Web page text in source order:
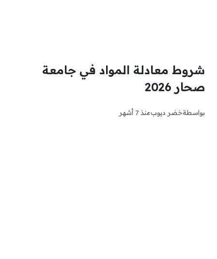
شروط معادلة المواد في جامعة
صحار 2026
بواسطةخضر ديوبمنذ 7 أشهر